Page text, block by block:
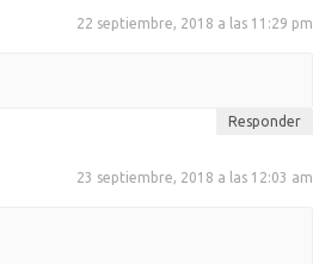
22 septiembre, 2018 a las 11:29 pm
Responder
23 septiembre, 2018 a las 12:03 am